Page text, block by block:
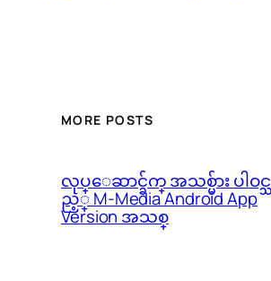
MORE POSTS
လုပ္ေဆာင္ခ်က္ အသစ္မ်ား ပါဝင္သ
ည့္ M-Media Android App
Version အသစ္